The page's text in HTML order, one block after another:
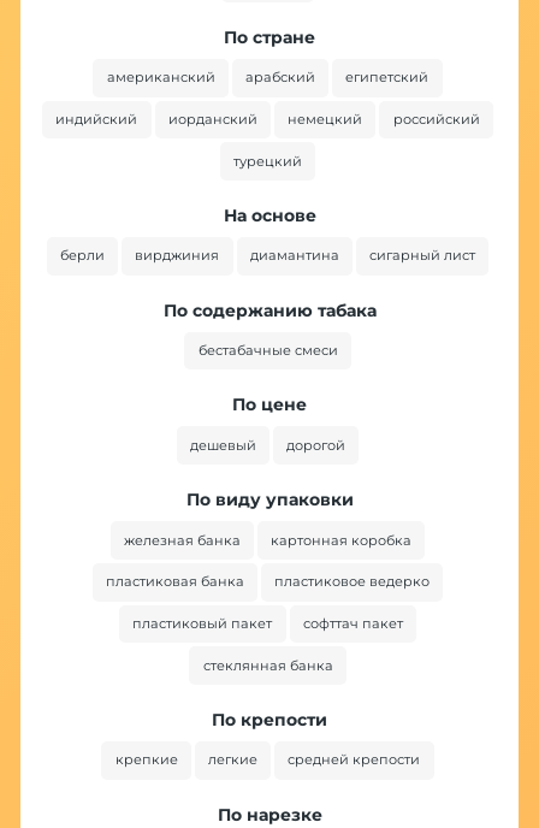
По стране
американский арабский египетский
индийский иорданский немецкий российский
турецкий
На основе
берли вирджиния диамантина сигарный лист
По содержанию табака
бестабачные смеси
По цене
дешевый дорогой
По виду упаковки
железная банка картонная коробка
пластиковая банка пластиковое ведерко
пластиковый пакет софттач пакет
стеклянная банка
По крепости
крепкие легкие средней крепости
По нарезке